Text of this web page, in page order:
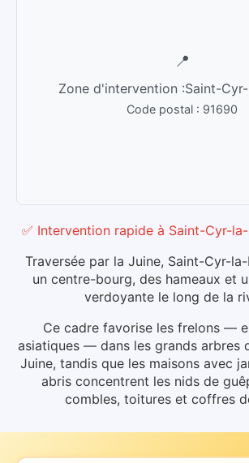
📍
Zone d'intervention :Saint-
Code postal : 91690
✅ Intervention rapide à Saint-Cyr-
Traversée par la Juine, Saint-Cyr-
un centre-bourg, des hameaux et
verdoyante le long de la
Ce cadre favorise les frelons —
asiatiques — dans les grands arbres
Juine, tandis que les maisons avec
abris concentrent les nids de
combles, toitures et coffres